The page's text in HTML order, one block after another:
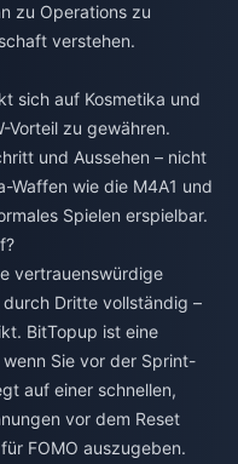
zu Operations zu
verstehen.
sich auf Kosmetika und
Vorteil zu gewähren.
und Aussehen – nicht
Waffen wie die M4A1 und
Spielen erspielbar.
vertrauenswürdige
Dritte vollständig –
BitTopup ist eine
Sie vor der Sprint-
auf einer schnellen,
vor dem Reset
FOMO auszugeben.